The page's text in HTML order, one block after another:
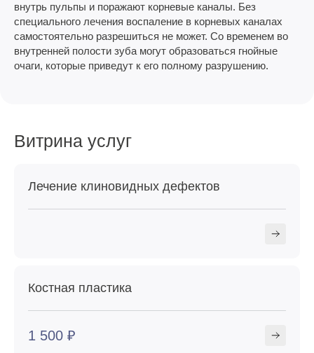
внутрь пульпы и поражают корневые каналы. Без
специального лечения воспаление в корневых каналах
самостоятельно разрешиться не может. Со временем во
внутренней полости зуба могут образоваться гнойные
очаги, которые приведут к его полному разрушению.
Витрина услуг
Лечение клиновидных дефектов
Костная пластика
1 500 ₽